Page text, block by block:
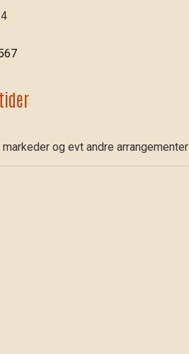
og evt andre arrangementer